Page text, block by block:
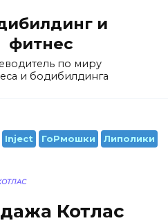
и
фитнес
по миру
и бодибилдинга
Inject ГоРмошки Липолики
Котлас